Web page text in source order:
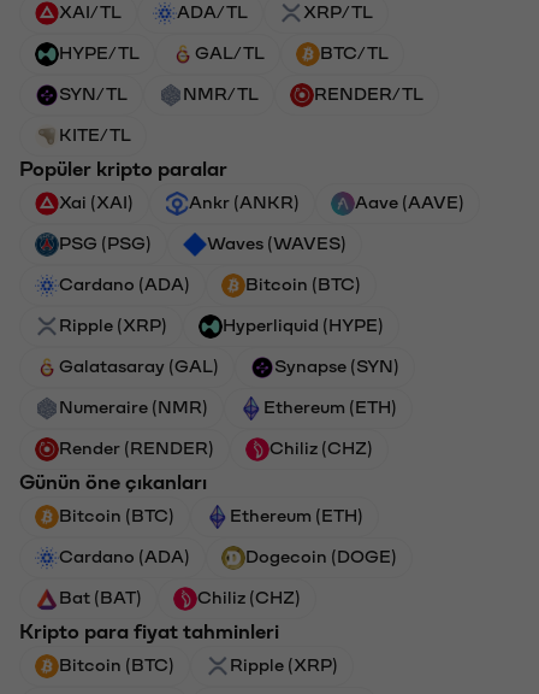
XAI/TL ADA/TL XRP/TL
HYPE/TL GAL/TL BTC/TL
SYN/TL NMR/TL RENDER/TL
KITE/TL
Popüler kripto paralar
Xai (XAI) Ankr (ANKR) Aave (AAVE)
PSG (PSG) Waves (WAVES)
Cardano (ADA) Bitcoin (BTC)
Ripple (XRP) Hyperliquid (HYPE)
Galatasaray (GAL) Synapse (SYN)
Numeraire (NMR) Ethereum (ETH)
Render (RENDER) Chiliz (CHZ)
Günün öne çıkanları
Bitcoin (BTC) Ethereum (ETH)
Cardano (ADA) Dogecoin (DOGE)
Bat (BAT) Chiliz (CHZ)
Kripto para fiyat tahminleri
Bitcoin (BTC) Ripple (XRP)